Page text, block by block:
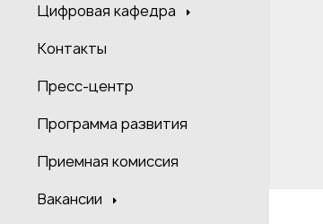
Цифровая кафедра
Контакты
Пресс-центр
Программа развития
Приемная комиссия
Вакансии